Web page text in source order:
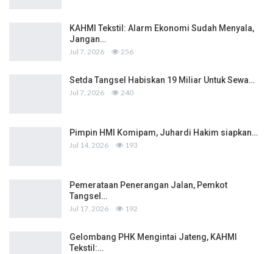
KAHMI Tekstil: Alarm Ekonomi Sudah Menyala,
Jangan…
Jul 7, 2026 256
Setda Tangsel Habiskan 19 Miliar Untuk Sewa…
Jul 7, 2026 240
Pimpin HMI Komipam, Juhardi Hakim siapkan…
Jul 14, 2026 193
Pemerataan Penerangan Jalan, Pemkot
Tangsel…
Jul 17, 2026 192
Gelombang PHK Mengintai Jateng, KAHMI
Tekstil:…